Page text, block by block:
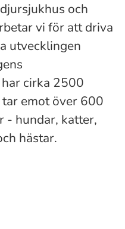
och
vi för att driva
utvecklingen
cirka 2500
emot över 600
- hundar, katter,
hästar.